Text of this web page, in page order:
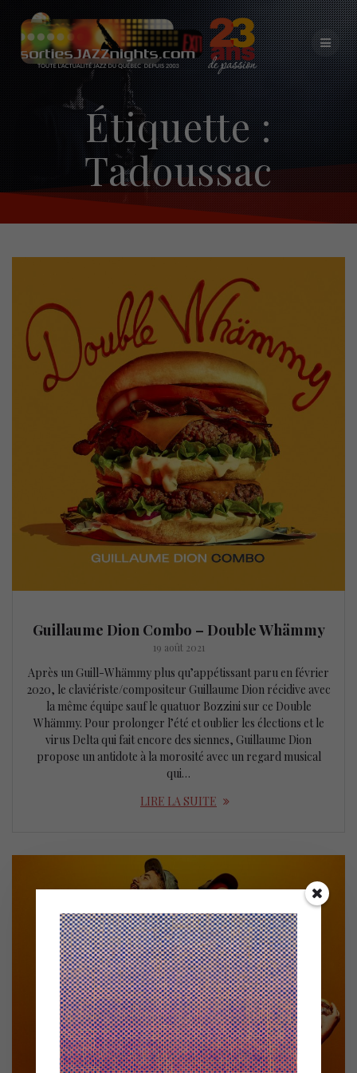
Skip
to
content
Étiquette :
Tadoussac
Guillaume Dion Combo – Double Whämmy
19 août 2021
Après un Guill-Whämmy plus qu’appétissant paru en février
2020, le claviériste/compositeur Guillaume Dion récidive avec
la même équipe sauf le quatuor Bozzini sur ce Double
Whämmy. Pour prolonger l’été et oublier les élections et le
virus Delta qui fait encore des siennes, Guillaume Dion
propose un antidote à la morosité avec un regard musical
qui…
LIRE LA SUITE